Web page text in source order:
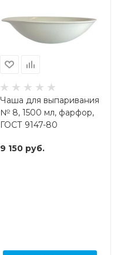
Чаша для выпаривания
№ 8, 1500 мл, фарфор,
ГОСТ 9147-80
9 150 руб.